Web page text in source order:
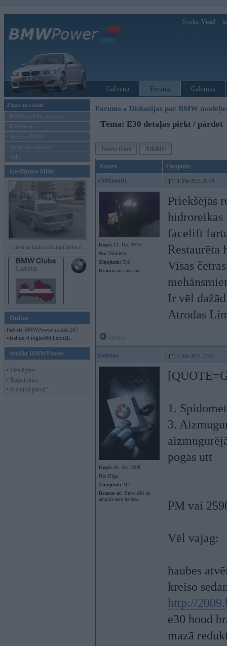
Sveiks, Viesi!
Galvenā Forums Galerijas
Ziņas un raksti
BMW modeļu jaunumi
BMW testi
Mēneša BMW
Sērijveida tūnings
Vel...
Gadījuma bilde
Latvijas lauku tūninga šedevri
Online
Pašreiz BMWPower skatās 207
viesi un 0 reģistrēti lietotāji.
Ienākt BMWPower
• Pieslēgties
• Reģistrēties
• Aizmirsi paroli?
Forums » Diskusijas par BMW
Tēma: E30 detaļas pirkt / pārdot
Jauna tēma Atbildēt
Autors Ziņojums
e30fanatic 11. Mar 2015, 20:49
Kopš: 11. Dec 2010
No: Valmiera
Ziņojumi: 530
Braucu ar: ragavām
Priekšējās
hidroreikas
facelift
Restaurēta
Visas
Ir vēl
Atrodas
Gekons 12. Mar 2015, 15:37
Kopš: 06. Oct 2008
No: Rīga
Ziņojumi: 317
Braucu ar: Bmw e30 un
ampula zem haubes.
1.
3.
pogas utt
PM vai
Vēl vajag:
haubes
kreiso
http://
e30 hood
mazā